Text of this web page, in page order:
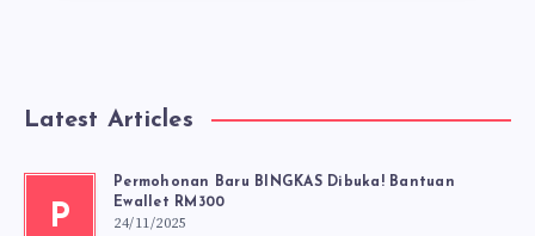
Latest Articles
P
Permohonan Baru BINGKAS Dibuka! Bantuan
Ewallet RM300
24/11/2025